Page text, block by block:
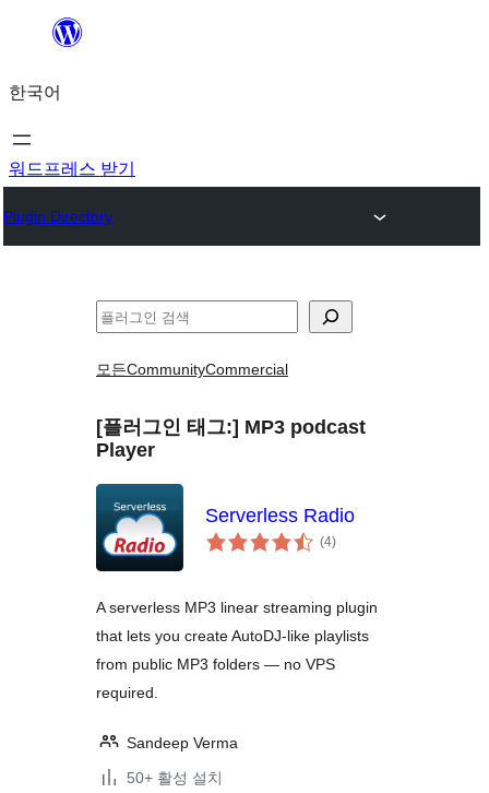
츠
로
바
가
한국어
워드프레스 받기
Plugin Directory
검
모든CommunityCommercial
[플러그인 태그:] MP3 podcast
Player
Serverless Radio
(4전
체)
A serverless MP3 linear streaming plugin
that lets you create AutoDJ-like playlists
from public MP3 folders — no VPS
required.
Sandeep Verma
50+ 활성 설치